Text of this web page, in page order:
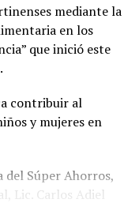
de manera
para sus
DIF de
de
vulnerables del
social que
y la calidad
mediante la
en los
que inició este
contribuir al
y mujeres en
del Súper Ahorros,
Lic. Carlos Adiel